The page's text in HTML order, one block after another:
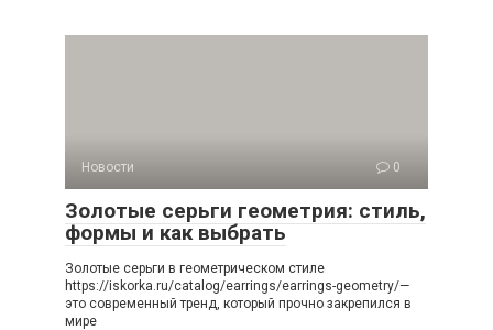
Новости 0
Золотые серьги геометрия: стиль,
формы и как выбрать
Золотые серьги в геометрическом стиле
https://iskorka.ru/catalog/earrings/earrings-geometry/—
это современный тренд, который прочно закрепился в
мире